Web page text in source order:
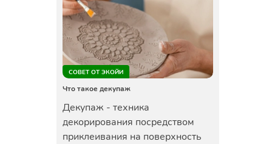
СОВЕТ ОТ ЭКОЙИ
Что такое декупаж
Декупаж - техника
декорирования посредством
приклеивания на поверхность